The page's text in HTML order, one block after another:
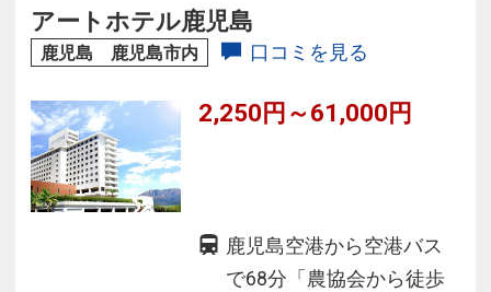
お寛ぎいただけます！
アートホテル鹿児島
鹿児島 鹿児島市内 口コミを見る
2,250円～61,000円
鹿児島空港から空港バス
で68分「農協会から徒歩